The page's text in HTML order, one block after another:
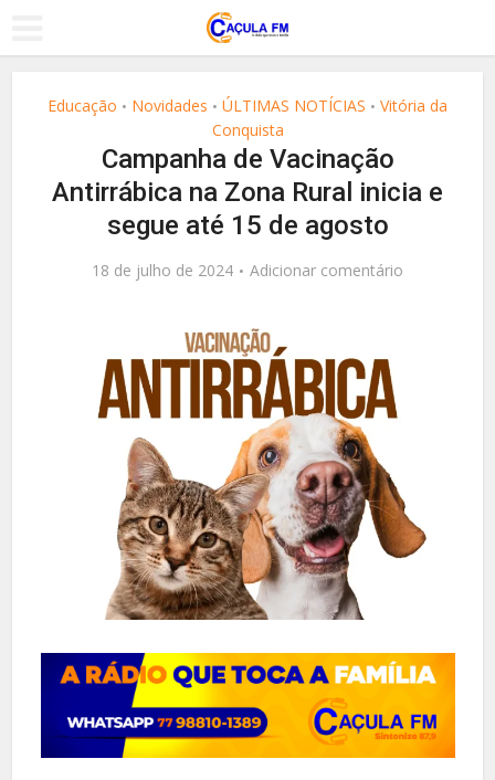
Educação • Novidades • ÚLTIMAS NOTÍCIAS • Vitória da
Conquista
Campanha de Vacinação
Antirrábica na Zona Rural inicia e
segue até 15 de agosto
18 de julho de 2024 Adicionar comentário